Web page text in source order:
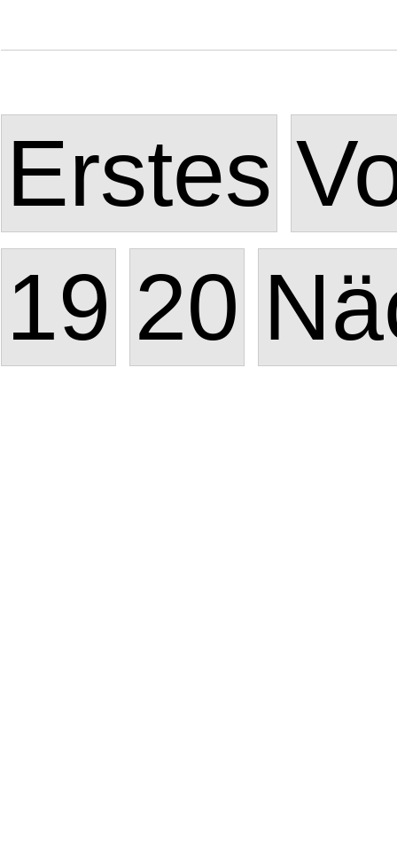
Erstes
19 20